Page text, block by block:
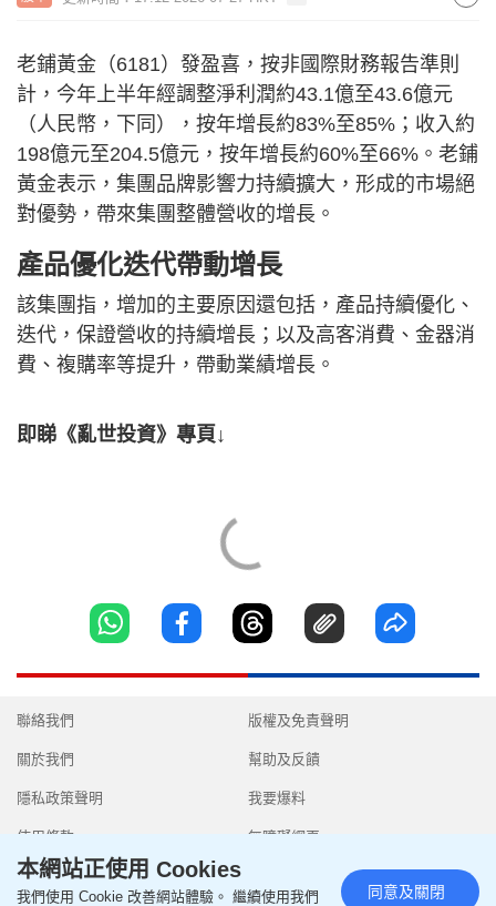
老鋪黃金（6181）發盈喜，按非國際財務報告準則
計，今年上半年經調整淨利潤約43.1億至43.6億元
（人民幣，下同），按年增長約83%至85%；收入約
198億元至204.5億元，按年增長約60%至66%。老鋪
黃金表示，集團品牌影響力持續擴大，形成的市場絕
對優勢，帶來集團整體營收的增長。
產品優化迭代帶動增長
該集團指，增加的主要原因還包括，產品持續優化、
迭代，保證營收的持續增長；以及高客消費、金器消
費、複購率等提升，帶動業績增長。
即睇《亂世投資》專頁↓
聯絡我們
關於我們
隱私政策聲明
使用條款
版權及免責聲明
幫助及反饋
我要爆料
無障礙網頁
本網站正使用 Cookies
我們使用 Cookie 改善網站體驗。 繼續使用我們 同意及關閉